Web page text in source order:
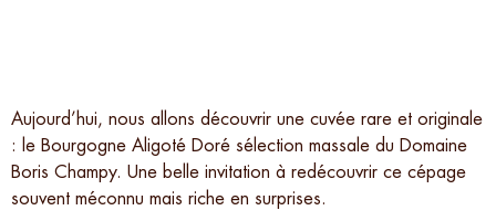
Aujourd’hui, nous allons découvrir une cuvée rare et originale
: le Bourgogne Aligoté Doré sélection massale du Domaine
Boris Champy. Une belle invitation à redécouvrir ce cépage
souvent méconnu mais riche en surprises.